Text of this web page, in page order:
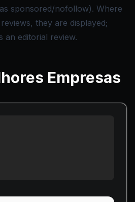
sponsored/nofollow). Where
they are displayed;
an editorial review.
Empresas